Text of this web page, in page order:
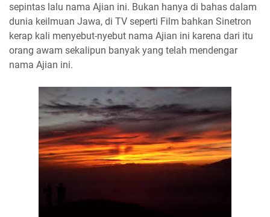
sepintas lalu nama Ajian ini. Bukan hanya di bahas dalam
dunia keilmuan Jawa, di TV seperti Film bahkan Sinetron
kerap kali menyebut-nyebut nama Ajian ini karena dari itu
orang awam sekalipun banyak yang telah mendengar
nama Ajian ini.